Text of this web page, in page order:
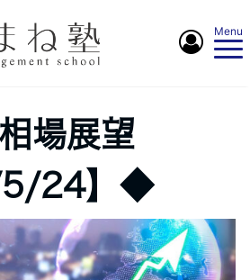
Menu
場展望
5/24】◆